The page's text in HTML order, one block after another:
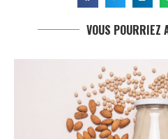
VOUS POURRIEZ